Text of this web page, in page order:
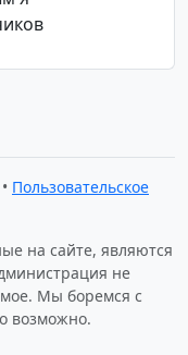
• Пользовательское
на сайте, являются
не
Мы боремся с
возможно.